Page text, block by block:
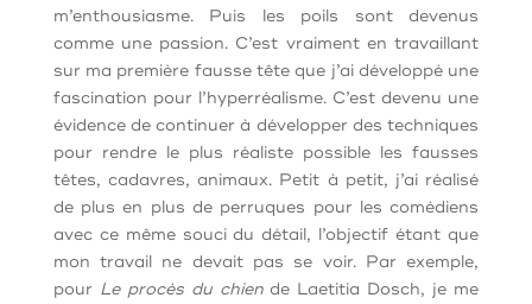
m’enthousiasme. Puis les poils sont devenus
comme une passion. C’est vraiment en travaillant
sur ma première fausse tête que j’ai développé une
fascination pour l’hyperréalisme. C’est devenu une
évidence de continuer à développer des techniques
pour rendre le plus réaliste possible les fausses
têtes, cadavres, animaux. Petit à petit, j’ai réalisé
de plus en plus de perruques pour les comédiens
avec ce même souci du détail, l’objectif étant que
mon travail ne devait pas se voir. Par exemple,
pour Le procès du chiende Laetitia Dosch, je me